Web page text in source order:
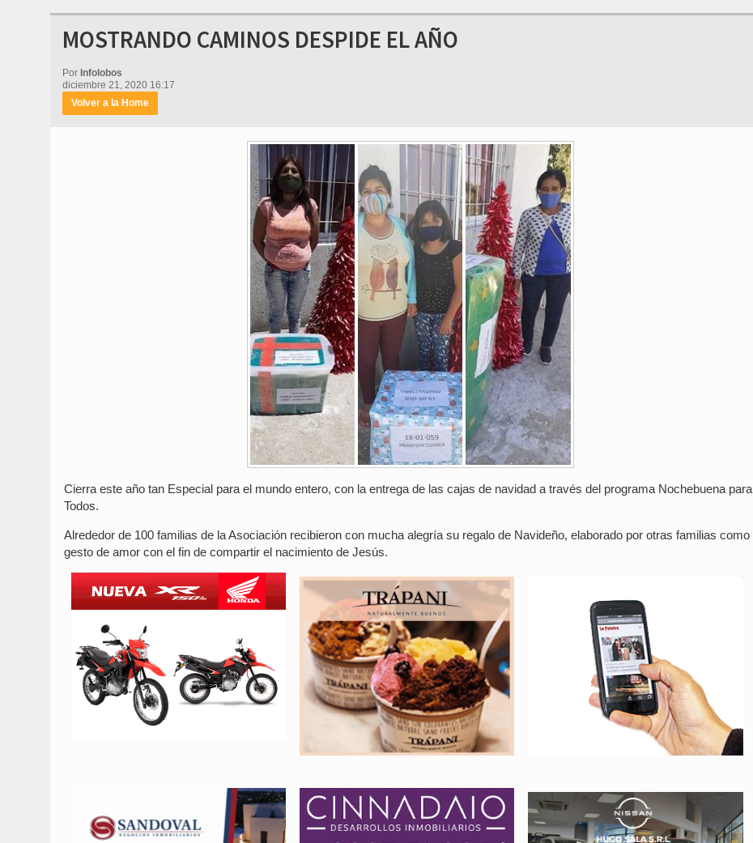
MOSTRANDO CAMINOS DESPIDE EL AÑO
Por Infolobos
diciembre 21, 2020 16:17
Volver a la Home
Cierra este año tan Especial para el mundo entero, con la entrega de las cajas de navidad a través del programa Nochebuena para
Todos.
Alrededor de 100 familias de la Asociación recibieron con mucha alegría su regalo de Navideño, elaborado por otras familias como
gesto de amor con el fin de compartir el nacimiento de Jesús.